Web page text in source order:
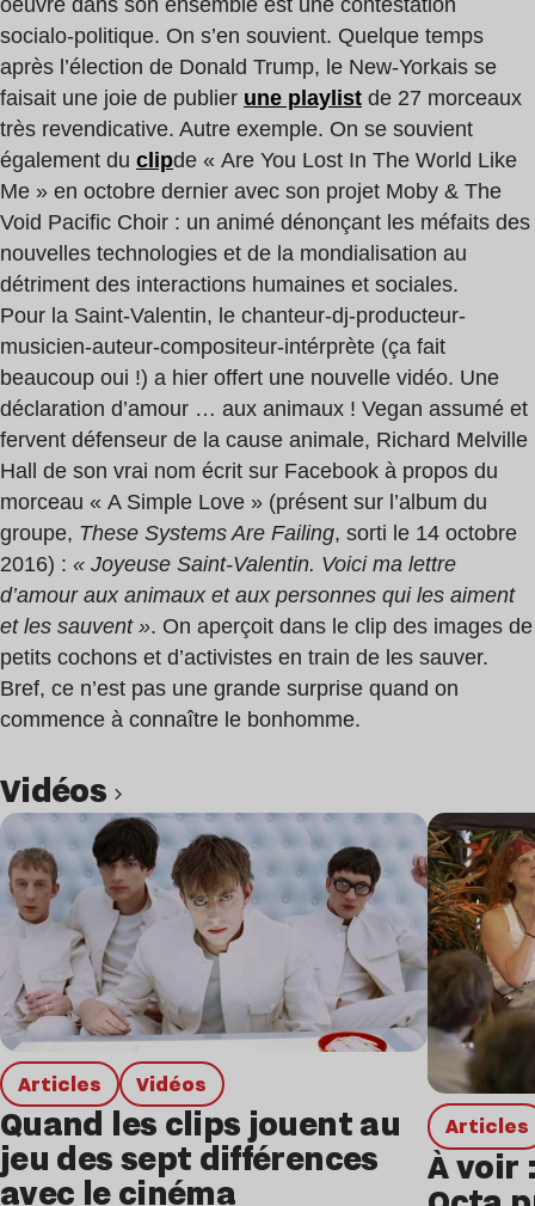
oeuvre dans son ensemble est une contestation
socialo-politique. On s’en souvient. Quelque temps
après l’élection de Donald Trump, le New-Yorkais se
faisait une joie de publier une playlist de 27 morceaux
très revendicative. Autre exemple. On se souvient
également du clipde « Are You Lost In The World Like
Me » en octobre dernier avec son projet Moby & The
Void Pacific Choir : un animé dénonçant les méfaits des
nouvelles technologies et de la mondialisation au
détriment des interactions humaines et sociales.
Pour la Saint-Valentin, le chanteur-dj-producteur-
musicien-auteur-compositeur-intérprète (ça fait
beaucoup oui !) a hier offert une nouvelle vidéo. Une
déclaration d’amour … aux animaux ! Vegan assumé et
fervent défenseur de la cause animale, Richard Melville
Hall de son vrai nom écrit sur Facebook à propos du
morceau « A Simple Love » (présent sur l’album du
groupe, These Systems Are Failing, sorti le 14 octobre
2016) : « Joyeuse Saint-Valentin. Voici ma lettre
d’amour aux animaux et aux personnes qui les aiment
et les sauvent ». On aperçoit dans le clip des images de
petits cochons et d’activistes en train de les sauver.
Bref, ce n’est pas une grande surprise quand on
commence à connaître le bonhomme.
Vidéos
Articles Vidéos
Quand les clips jouent au
jeu des sept différences
avec le cinéma
Articles
À voir
Lire l’article